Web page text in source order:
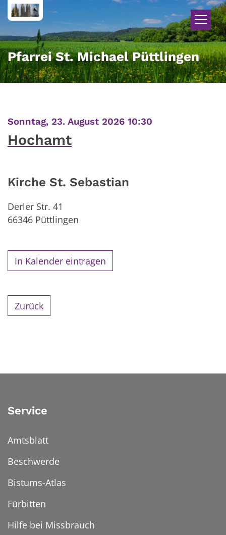
Zum Inhalt springen
Pfarrei St. Michael Püttlingen
Sonntag, 23. August 2026 10:30
Hochamt
Kirche St. Sebastian
Derler Str. 41
66346 Püttlingen
In Kalender eintragen
Zurück
Service
Amtsblatt
Beschwerde
Bistums-Atlas
Fürbitten
Hilfe bei Missbrauch